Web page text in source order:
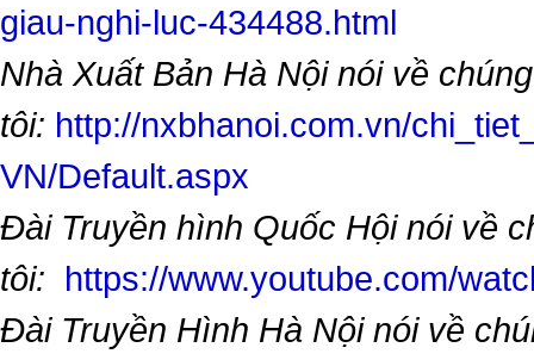
giau-nghi-luc-434488.html
Nhà Xuất Bản Hà Nội nói về chúng
tôi: http://nxbhanoi.com.vn/
VN/Default.aspx
Đài Truyền hình Quốc Hội nói về
tôi: https://www.youtube.com/
Đài Truyền Hình Hà Nội nói về